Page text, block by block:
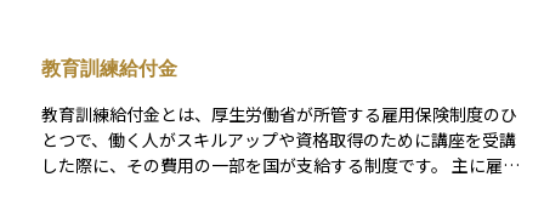
やすい交通手段を使うこと、出席率などの要件を満たすことな
どがあります。制度を正しく活用することで、訓練中の金銭的
な負担を軽くし、安心して学びに集中できる環境を整えること
ができます。
教育訓練給付金
教育訓練給付金とは、厚生労働省が所管する雇用保険制度のひ
とつで、働く人がスキルアップや資格取得のために講座を受講
した際に、その費用の一部を国が支給する制度です。 主に雇用